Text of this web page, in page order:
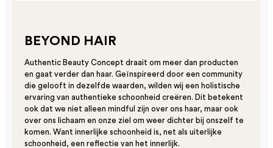
BEYOND HAIR
Authentic Beauty Concept draait om meer dan producten
en gaat verder dan haar. Geïnspireerd door een community
die gelooft in dezelfde waarden, wilden wij een holistische
ervaring van authentieke schoonheid creëren. Dit betekent
ook dat we niet alleen mindful zijn over ons haar, maar ook
over ons lichaam en onze ziel om weer dichter bij onszelf te
komen. Want innerlijke schoonheid is, net als uiterlijke
schoonheid, een reflectie van het innerlijk.